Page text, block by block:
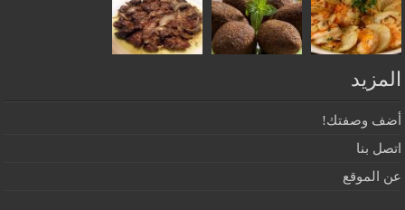
المزيد
أضف وصفتك!
اتصل بنا
عن الموقع